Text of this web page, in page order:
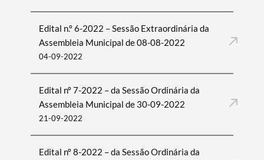
Filtros
Edital n.º 6-2022 – Sessão Extraordinária da
Assembleia Municipal de 08-08-2022
04-09-2022
Edital nº 7-2022 – da Sessão Ordinária da
Assembleia Municipal de 30-09-2022
21-09-2022
Edital nº 8-2022 – da Sessão Ordinária da